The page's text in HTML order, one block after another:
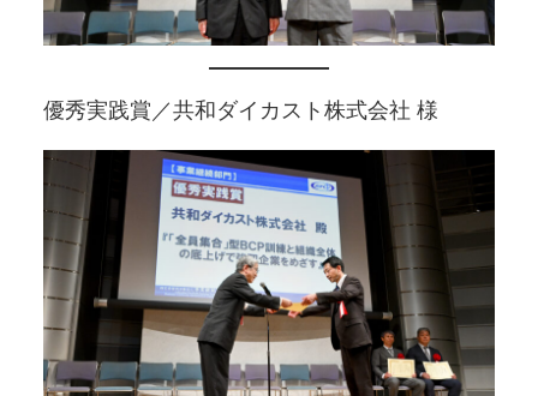
優秀実践賞／共和ダイカスト株式会社 様